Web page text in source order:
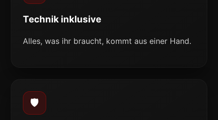
Technik inklusive
Alles, was ihr braucht, kommt aus einer Hand.
🛡️